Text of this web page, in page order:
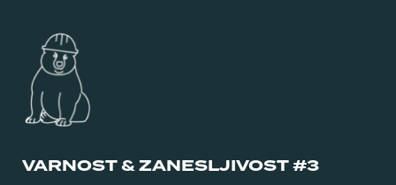
VARNOST & ZANESLJIVOST #3